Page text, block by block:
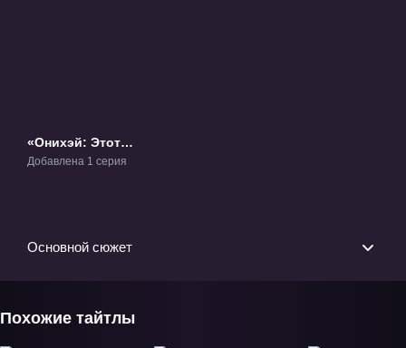
«Онихэй: Этот
человек, Хэйдзо
Добавлена 1 серия
Основной сюжет
Похожие тайтлы